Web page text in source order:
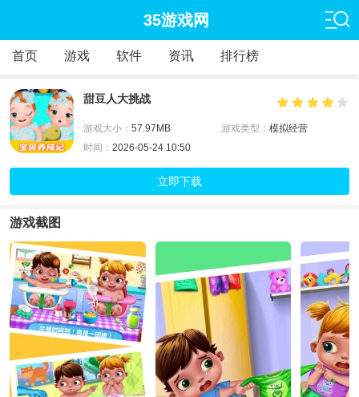
35游戏网
首页 游戏 软件 资讯 排行榜
甜豆人大挑战
游戏大小： 57.97MB 游戏类型： 模拟经营
时间： 2026-05-24 10:50
立即下载
游戏截图